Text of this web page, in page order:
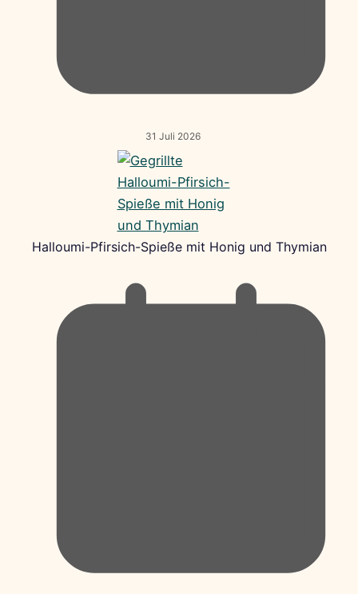
31 Juli 2026
Halloumi-Pfirsich-Spieße mit Honig und Thymian